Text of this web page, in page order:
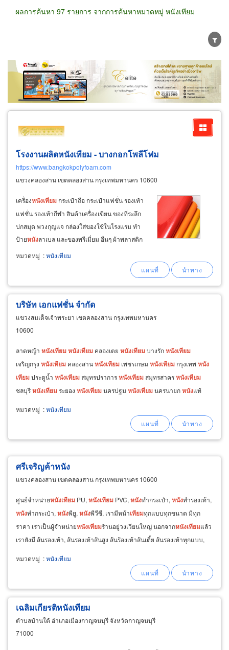
ผลการค้นหา 97 รายการ จากการค้นหาหมวดหมู่ หนังเทียม
ขายส่ง ขายปลีก ผู้ผลิต
ตัวแทนจัดจำหน่าย
ผู้ส่งออก/นำเข้า
ธุรกิจบริการ
โรงงานผลิตหนังเทียม - บางกอกโพลีโฟม
https://www.bangkokpolyfoam.com
แขวงคลองสาน เขตคลองสาน กรุงเทพมหานคร 10600
เครื่องหนังเทียม กระเป๋าถือ กระเป๋าแฟชั่น รองเท้า
แฟชั่น รองเท้ากีฬา สินค้าเครื่องเขียน ของที่ระลึก
ปกสมุด พวงกุญแจ กล่องใส่ของใช้ในโรงแรม ทำ
ป้ายหนังลาเบล และของพรีเมี่ยม อื่นๆ ผ้าพลาสติก
ใส pvc sheet สำหรับทำโรงเรือนเพาะชำ ทำ
กันสาดผ้าใบ ใช้คลุมกันฝน แปรรูปเป็นสินค้าแฟชั่น
หมวดหมู่ :หนังเทียม
บริษัท เอกแฟชั่น จำกัด
แขวงสมเด็จเจ้าพระยา เขตคลองสาน กรุงเทพมหานคร
10600
ลาดหญ้า หนังเทียมหนังเทียม คลองเตย หนังเทียมบางรักหนังเทียม
เจริญกรุง หนังเทียม คลองสานหนังเทียม เพชรเกษม หนังเทียม กรุงเทพ หนัง
เทียมประตูน้ำ หนังเทียม สมุทรปราการหนังเทียม สมุทรสาครหนังเทียม
ชลบุรีหนังเทียม ระยอง หนังเทียมนครปฐม หนังเทียมนครนายกหนังแท้
หมวดหมู่ :หนังเทียม
ศรีเจริญค้าหนัง
แขวงคลองสาน เขตคลองสาน กรุงเทพมหานคร 10600
ศูนย์จำหน่ายหนังเทียม PU, หนังเทียม PVC, หนังทำกระเป๋า, หนังทำรองเท้า,
หนังทำกระเป๋า, หนังพียู, หนังพีวีซี, เรามีหน้าเทียมทุกแบบทุกขนาด มีทุก
ราคา เราเป็นผู้จำหน่ายหนังเทียมร้านอยู่วงเวียนใหญ่ นอกจากหนังเทียมแล้ว
เรายังมี ส้นรองเท้า, ส้นรองเท้าส้นสูง ส้นร้องเท้าส้นเตี้ย ส้นรองเท้าทุกแบบ,
หมวดหมู่ :หนังเทียม
เฉลิมเกียรติหนังเทียม
ตำบลบ้านใต้ อำเภอเมืองกาญจนบุรี จังหวัดกาญจนบุรี
71000